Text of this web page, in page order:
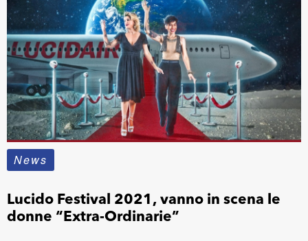
News
Lucido Festival 2021, vanno in scena le
donne “Extra-Ordinarie”